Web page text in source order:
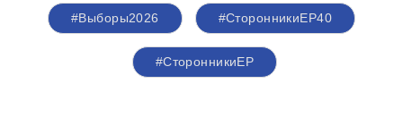
#Выборы2026 #СторонникиЕР40
#СторонникиЕР